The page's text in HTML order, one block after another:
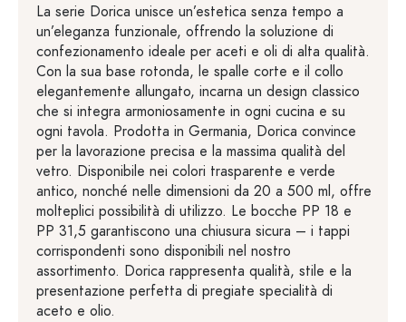
La serie Dorica unisce un’estetica senza tempo a
un’eleganza funzionale, offrendo la soluzione di
confezionamento ideale per aceti e oli di alta qualità.
Con la sua base rotonda, le spalle corte e il collo
elegantemente allungato, incarna un design classico
che si integra armoniosamente in ogni cucina e su
ogni tavola. Prodotta in Germania, Dorica convince
per la lavorazione precisa e la massima qualità del
vetro. Disponibile nei colori trasparente e verde
antico, nonché nelle dimensioni da 20 a 500 ml, offre
molteplici possibilità di utilizzo. Le bocche PP 18 e
PP 31,5 garantiscono una chiusura sicura – i tappi
corrispondenti sono disponibili nel nostro
assortimento. Dorica rappresenta qualità, stile e la
presentazione perfetta di pregiate specialità di
aceto e olio.